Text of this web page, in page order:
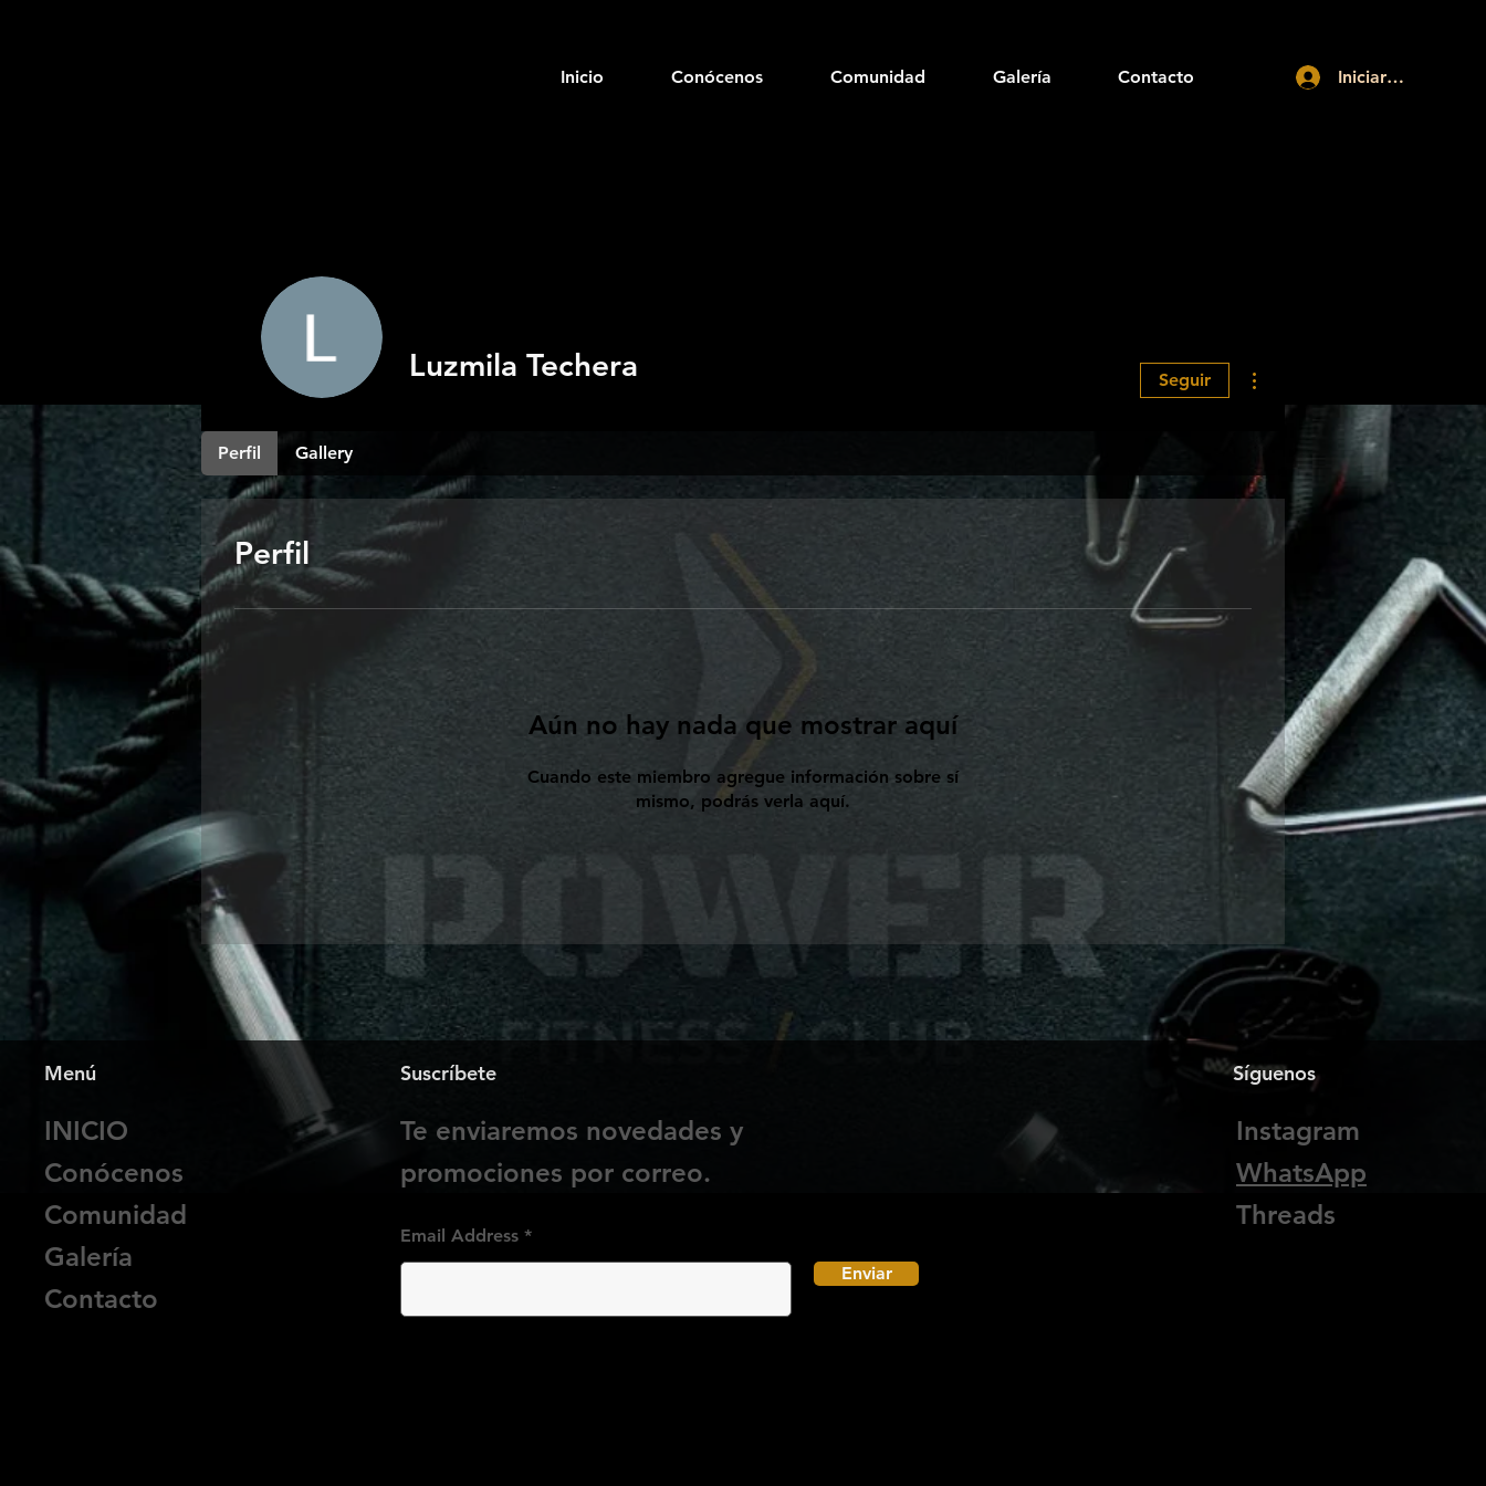
Inicio Conócenos Comunidad Galería Contacto Iniciar sesión
Perfil
Aún no hay nada que mostrar aquí
Cuando este miembro agregue información sobre sí
mismo, podrás verla aquí.
Luzmila Techera Seguir
Perfil Gallery
Menú
INICIO
Conócenos
Comunidad
Galería
Contacto
Suscríbete
Te enviaremos novedades y
promociones por correo.
Email Address
Enviar
Síguenos
Instagram
WhatsApp
Threads